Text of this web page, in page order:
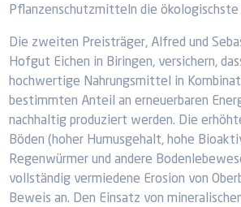
Pflanzenschutzmitteln die ökologischste
Die zweiten Preisträger, Alfred und
Hofgut Eichen in Biringen, versichern,
hochwertige Nahrungsmittel in
bestimmten Anteil an erneuerbaren
nachhaltig produziert werden. Die
Böden (hoher Humusgehalt, hohe
Regenwürmer und andere
vollständig vermiedene Erosion von
Beweis an. Den Einsatz von